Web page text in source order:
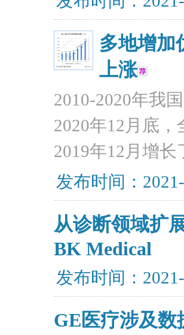
多地增加
上涨
2010-2020年我
2020年12月底
2019年12月增
发布时间：
从诊断领域扩
BK Medical
发布时间：
GE医疗涉及